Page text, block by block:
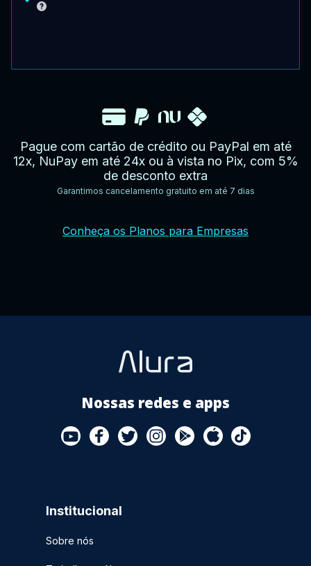
Pague com cartão de crédito ou PayPal em até
12x, NuPay em até 24x ou à vista no Pix, com 5%
de desconto extra
Garantimos cancelamento gratuito em até 7 dias
Conheça os Planos para Empresas
Nossas redes e apps
Play
Institucional
Sobre nós